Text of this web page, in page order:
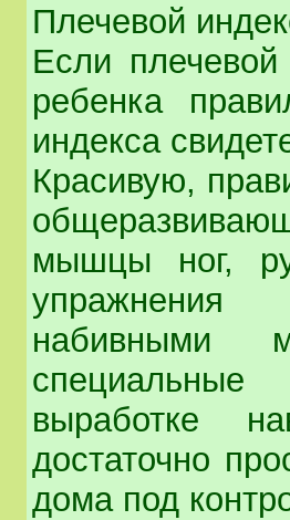
Плечевой
Если
ребенка
индекса
Красивую,
мышцы ног,
упражнения
набивными
выработке
достаточно
дома под